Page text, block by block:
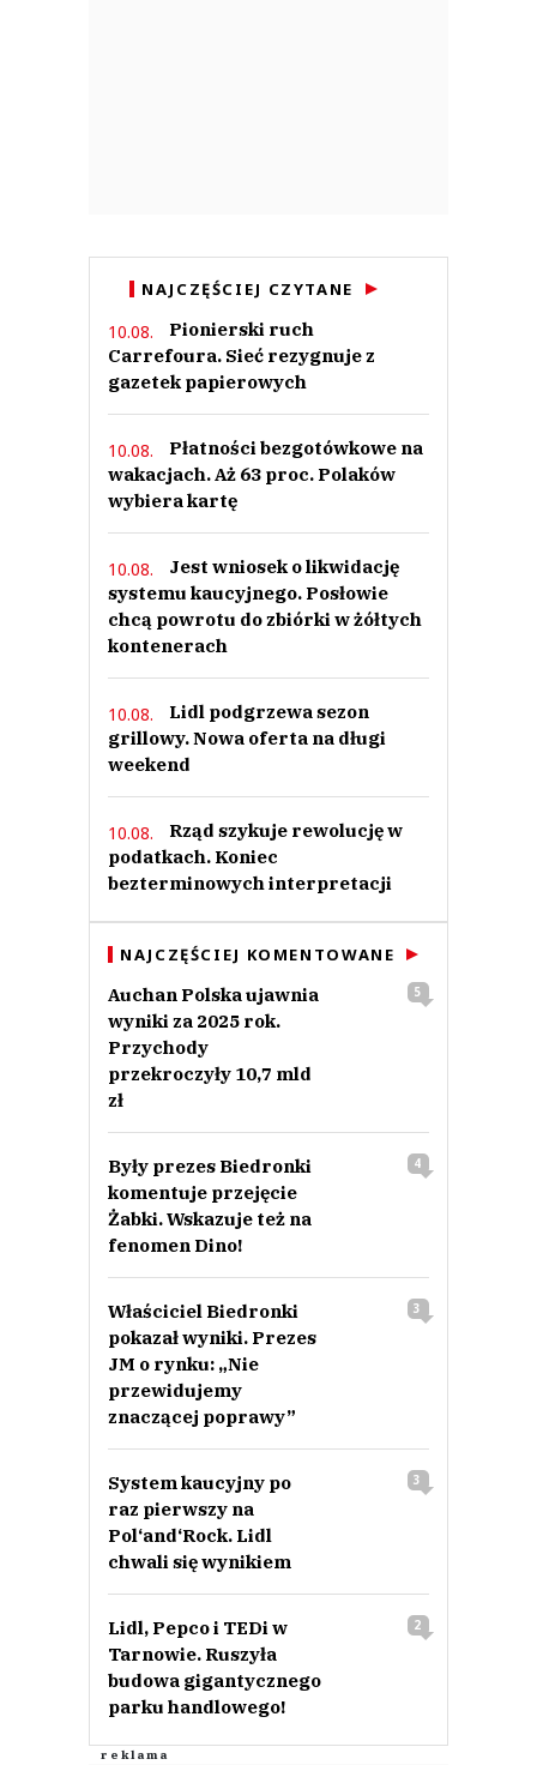
NAJCZĘŚCIEJ CZYTANE
10.08.
Pionierski ruch
Carrefoura. Sieć rezygnuje z
gazetek papierowych
10.08.
Płatności bezgotówkowe na
wakacjach. Aż 63 proc. Polaków
wybiera kartę
10.08.
Jest wniosek o likwidację
systemu kaucyjnego. Posłowie
chcą powrotu do zbiórki w żółtych
kontenerach
10.08.
Lidl podgrzewa sezon
grillowy. Nowa oferta na długi
weekend
10.08.
Rząd szykuje rewolucję w
podatkach. Koniec
bezterminowych interpretacji
NAJCZĘŚCIEJ KOMENTOWANE
Auchan Polska ujawnia
wyniki za 2025 rok.
Przychody
przekroczyły 10,7 mld
zł
5
Były prezes Biedronki
komentuje przejęcie
Żabki. Wskazuje też na
fenomen Dino!
4
Właściciel Biedronki
pokazał wyniki. Prezes
JM o rynku: „Nie
przewidujemy
znaczącej poprawy”
3
System kaucyjny po
raz pierwszy na
Pol‘and‘Rock. Lidl
chwali się wynikiem
3
Lidl, Pepco i TEDi w
Tarnowie. Ruszyła
budowa gigantycznego
parku handlowego!
2